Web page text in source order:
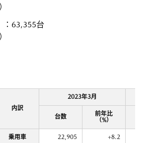
： 63,355台
内訳
2023年3月
台数
前年比
（%）
乗用車 22,905 +8.2